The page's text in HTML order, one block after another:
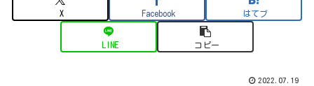
X Facebook はてブ
LINE コピー
2022.07.19